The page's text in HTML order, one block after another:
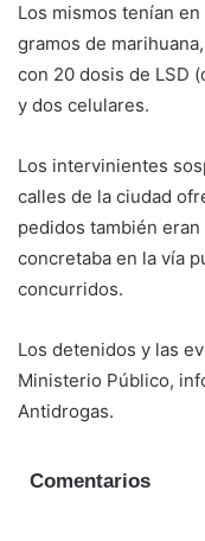
Los mismos tenían
gramos de
con 20 dosis de LSD
y dos celulares.
Los intervinientes
calles de la ciudad
pedidos también
concretaba en la vía
concurridos.
Los detenidos y las
Ministerio Público,
Antidrogas.
Comentarios